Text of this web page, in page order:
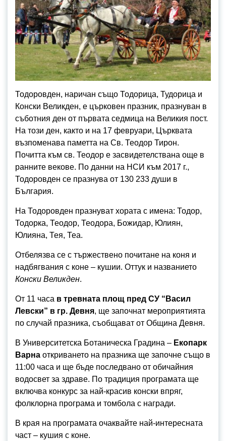
Тодоровден, наричан също Тодорица, Тудорица и
Конски Великден, е църковен празник, празнуван в
съботния ден от първата седмица на Великия пост.
На този ден, както и на 17 февруари, Църквата
възпоменава паметта на Св. Теодор Тирон.
Почитта към св. Теодор е засвидетелствана още в
ранните векове. По данни на НСИ към 2017 г.,
Тодоровден се празнува от 130 233 души в
България.
На Тодоровден празнуват хората с имена: Тодор,
Тодорка, Теодор, Теодора, Божидар, Юлиян,
Юлияна, Тея, Теа.
Отбелязва се с тържествено почитане на коня и
надбягвания с коне – кушии. Оттук и названието
Конски Великден.
От 11 часа в тревната площ пред СУ “Васил
Левски” в гр. Девня, ще започнат мероприятията
по случай празника, съобщават от Община Девня.
В Университетска Ботаническа Градина – Екопарк
Варна откриването на празника ще започне също в
11:00 часа и ще бъде последвано от обичайния
водосвет за здраве. По традиция програмата ще
включва конкурс за най-красив конски впряг,
фолклорна програма и томбола с награди.
В края на програмата очаквайте най-интересната
част – кушия с коне.